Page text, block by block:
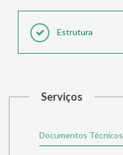
Estrutura
Serviços
Documentos Técnicos